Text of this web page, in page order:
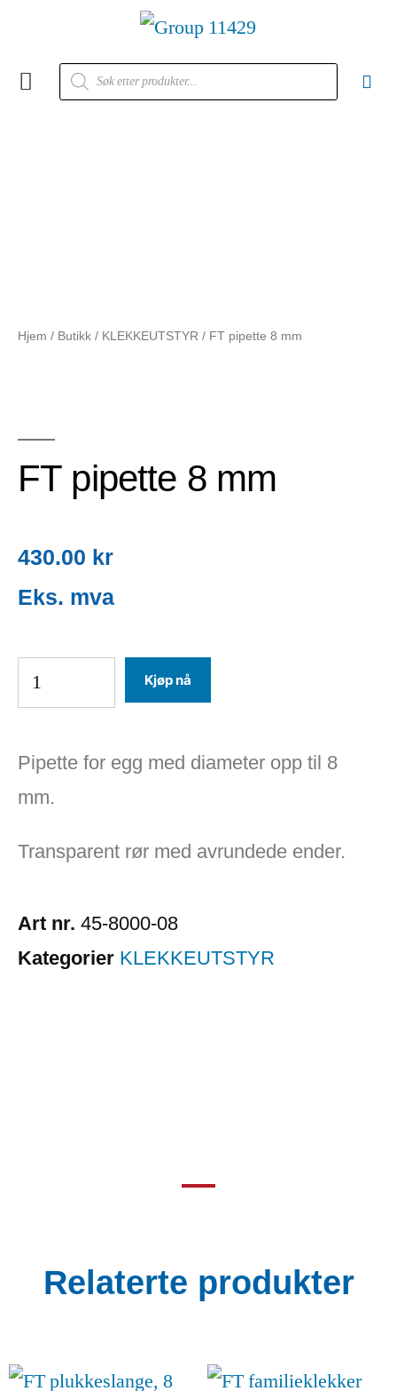
Hjem / Butikk / KLEKKEUTSTYR / FT pipette 8 mm
FT pipette 8 mm
430.00 kr
Kjøp nå
Pipette for egg med diameter opp til 8
mm.
Transparent rør med avrundede ender.
Art nr. 45-8000-08
Kategorier KLEKKEUTSTYR
Relaterte produkter